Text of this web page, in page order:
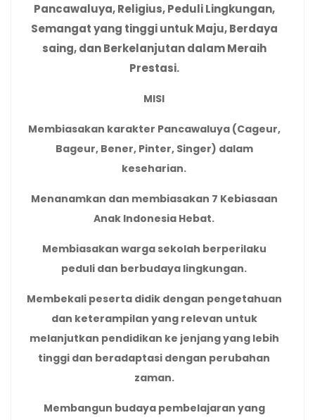
Pancawaluya, Religius, Peduli Lingkungan,
Semangat yang tinggi untuk Maju, Berdaya
saing, dan Berkelanjutan dalam Meraih
Prestasi.
MISI
Membiasakan karakter Pancawaluya (Cageur,
Bageur, Bener, Pinter, Singer) dalam
keseharian.
Menanamkan dan membiasakan 7 Kebiasaan
Anak Indonesia Hebat.
Membiasakan warga sekolah berperilaku
peduli dan berbudaya lingkungan.
Membekali peserta didik dengan pengetahuan
dan keterampilan yang relevan untuk
melanjutkan pendidikan ke jenjang yang lebih
tinggi dan beradaptasi dengan perubahan
zaman.
Membangun budaya pembelajaran yang